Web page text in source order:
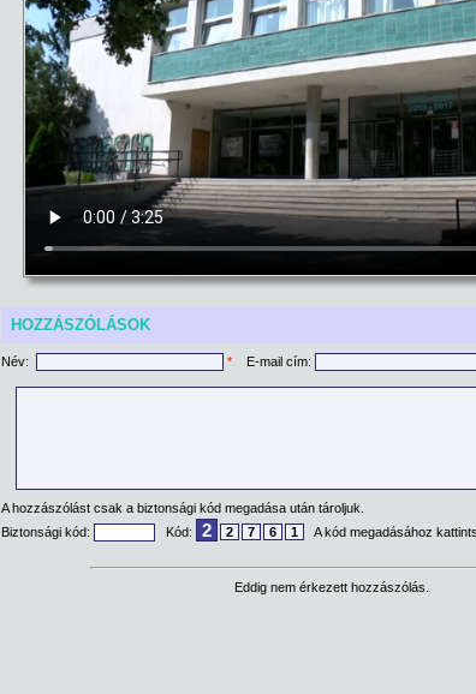
HOZZÁSZÓLÁSOK
Név: * E-mail cím:
A hozzászólást csak a biztonsági kód megadása után tároljuk.
Biztonsági kód:
Kód: 2 2 7 6 1 A kód megadásához
Eddig nem érkezett hozzászólás.